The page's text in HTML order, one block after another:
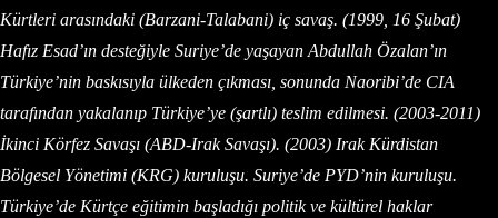
Kürtleri arasındaki (Barzani-Talabani) iç savaş. (1999, 16 Şubat)
Hafız Esad’ın desteğiyle Suriye’de yaşayan Abdullah Özalan’ın
Türkiye’nin baskısıyla ülkeden çıkması, sonunda Naoribi’de CIA
tarafından yakalanıp Türkiye’ye (şartlı) teslim edilmesi. (2003-2011)
İkinci Körfez Savaşı (ABD-Irak Savaşı). (2003) Irak Kürdistan
Bölgesel Yönetimi (KRG) kuruluşu. Suriye’de PYD’nin kuruluşu.
Türkiye’de Kürtçe eğitimin başladığı politik ve kültürel haklar